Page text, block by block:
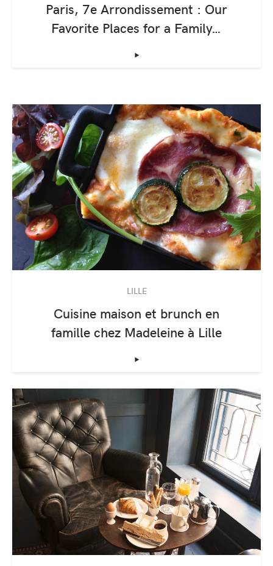
Paris, 7e Arrondissement : Our
Favorite Places for a Family…
‣
LILLE
Cuisine maison et brunch en
famille chez Madeleine à Lille
‣